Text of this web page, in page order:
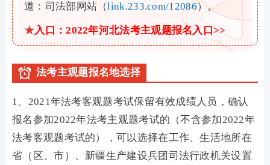
道：司法部网站 （link.233.com/12086）。
★入口：2022年河北法考主观题报名入口>>
法考主观题报名地选择
1、2021年法考客观题考试保留有效成绩人员，确认
报名参加2022年法考主观题考试的（不含参加2022年
法考客观题考试的），可以选择在工作、生活地所在
省（区、市）、新疆生产建设兵团司法行政机关设置